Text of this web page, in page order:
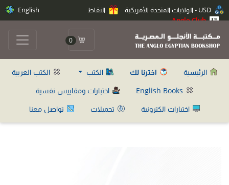
النقاط
Anglo Club
English
0
الرئيسية اخترنا لك الكتب
الكتب العربية
اختبارات ومقاييس نفسية
اختبارات الكترونية
تحميلات تواصل معنا